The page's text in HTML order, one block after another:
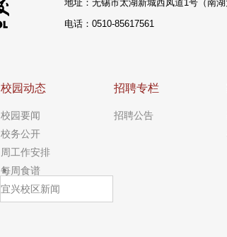
地址：无锡市太湖新城西凤道1号（南湖
电话：0510-85617561
宜兴校区新闻
校园动态
校园要闻
校务公开
周工作安排
每周食谱
招聘专栏
招聘公告